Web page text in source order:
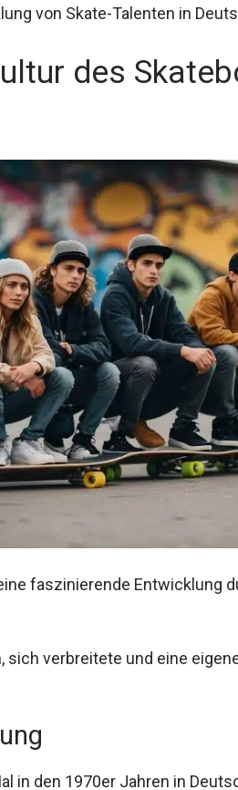
von Skate-Talenten in
des
faszinierende Entwicklung
sich verbreitete und eine
in den 1970er Jahren in